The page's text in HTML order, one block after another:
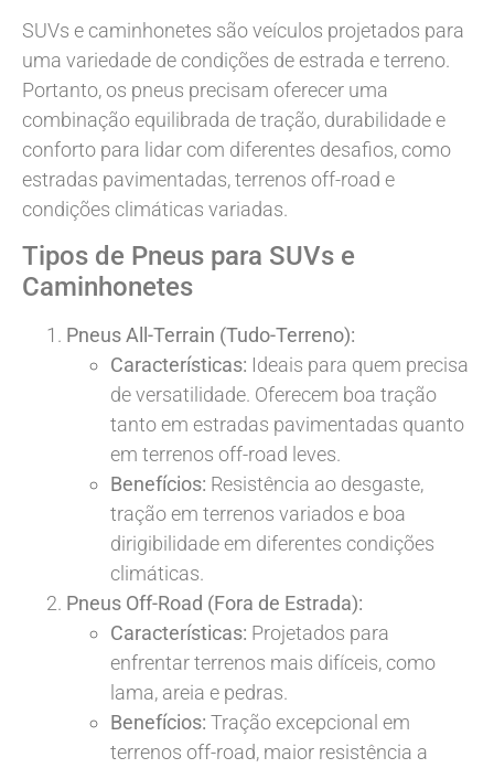
SUVs e caminhonetes são veículos projetados para
uma variedade de condições de estrada e terreno.
Portanto, os pneus precisam oferecer uma
combinação equilibrada de tração, durabilidade e
conforto para lidar com diferentes desafios, como
estradas pavimentadas, terrenos off-road e
condições climáticas variadas.
Tipos de Pneus para SUVs e
Caminhonetes
Pneus All-Terrain (Tudo-Terreno):
Características: Ideais para quem precisa
de versatilidade. Oferecem boa tração
tanto em estradas pavimentadas quanto
em terrenos off-road leves.
Benefícios: Resistência ao desgaste,
tração em terrenos variados e boa
dirigibilidade em diferentes condições
climáticas.
Pneus Off-Road (Fora de Estrada):
Características: Projetados para
enfrentar terrenos mais difíceis, como
lama, areia e pedras.
Benefícios: Tração excepcional em
terrenos off-road, maior resistência a